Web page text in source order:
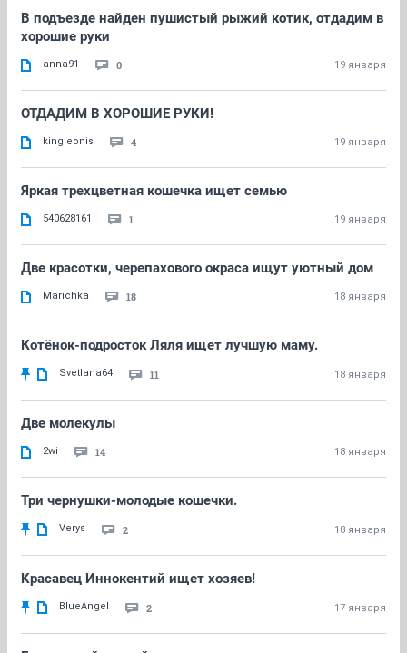
В подъезде найден пушистый рыжий котик, отдадим в
хорошие руки
anna91 0 19 января
ОТДАДИМ В ХОРОШИЕ РУКИ!
kingleonis 4 19 января
Яркая трехцветная кошечка ищет семью
540628161 1 19 января
Две красотки, черепахового окраса ищут уютный дом
Marichka 18 18 января
Котёнок-подросток Ляля ищет лучшую маму.
Svetlana64 11 18 января
Две молекулы
2wi 14 18 января
Три чернушки-молодые кошечки.
Verys 2 18 января
Kрасавец Иннокентий ищет хозяев!
BlueAngel 2 17 января